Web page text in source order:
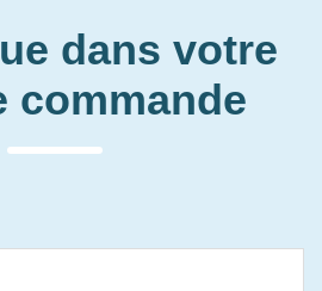
dans votre
commande